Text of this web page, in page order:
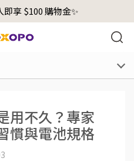
享 $100 購物金✨
用不久？專家
慣與電池規格